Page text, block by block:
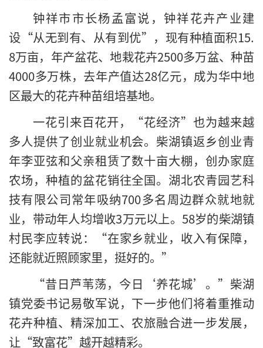
钟祥市市长杨孟富说，钟祥花卉产业建
设“从无到有、从有到优”，现有种植面积15.
8万亩，年产盆花、地栽花卉2500多万盆、种苗
4000多万株，去年产值达28亿元，成为华中地
区最大的花卉种苗组培基地。
一花引来百花开，“花经济”也为越来越
多人提供了创业就业机会。柴湖镇返乡创业青
年李亚弦和父亲租赁了数十亩大棚，创办家庭
农场，种植的盆花销往全国。湖北农青园艺科
技有限公司常年吸纳700多名周边群众就地就
业，带动年人均增收3万元以上。58岁的柴湖镇
村民李应转说：“在家乡就业，收入有保障，
还能就近照顾家里，挺好的。”
“昔日芦苇荡，今日‘养花城’。”柴湖
镇党委书记易敬军说，下一步他们将着重推动
花卉种植、精深加工、农旅融合进一步发展，
让“致富花”越开越精彩。